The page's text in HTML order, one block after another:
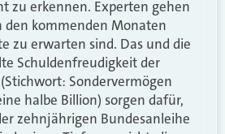
zu erkennen. Experten gehen
den kommenden Monaten
zu erwarten sind. Das und die
Schuldenfreudigkeit der
Sondervermögen
halbe Billion) sorgen dafür,
zehnjährigen Bundesanleihe